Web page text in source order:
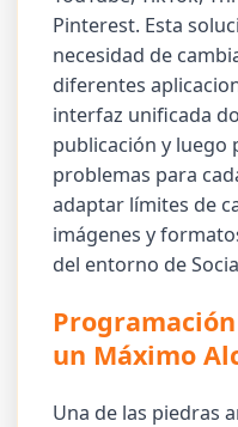
Pinterest. Esta
necesidad de
diferentes
interfaz unificada
publicación y luego
problemas para
adaptar límites de
imágenes y
del entorno de
un Máximo
Una de las piedras